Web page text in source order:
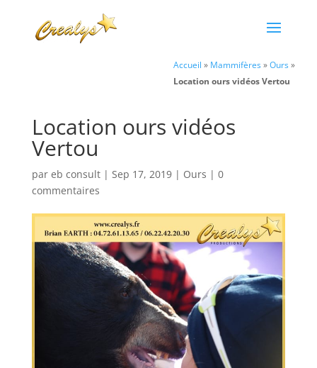
Accueil » Mammifères»Ours»
Location ours vidéos Vertou
Location ours vidéos
Vertou
par eb consult| Sep 17, 2019| Ours | 0
commentaires